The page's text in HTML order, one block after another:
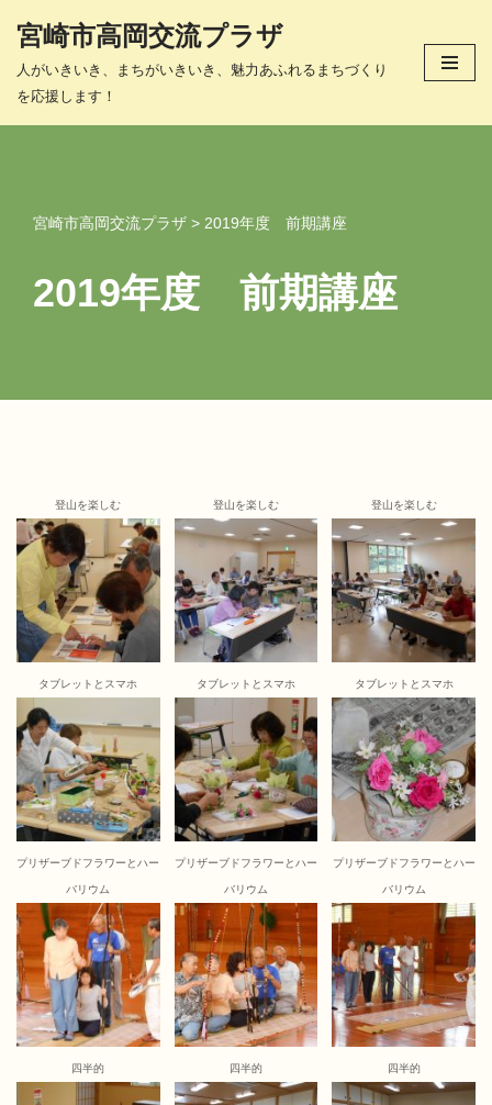
コ
宮崎市高岡交流プラザ
人がいきいき、まちがいきいき、魅力あふれるまちづくり
を応援します！
宮崎市高岡交流プラザ > 2019年度 前期講座
2019年度 前期講座
登山を楽しむ 登山を楽しむ 登山を楽しむ
タブレットとスマホ タブレットとスマホ タブレットとスマホ
プリザーブドフラワーとハー
バリウム
プリザーブドフラワーとハー
バリウム
プリザーブドフラワーとハー
バリウム
四半的 四半的 四半的